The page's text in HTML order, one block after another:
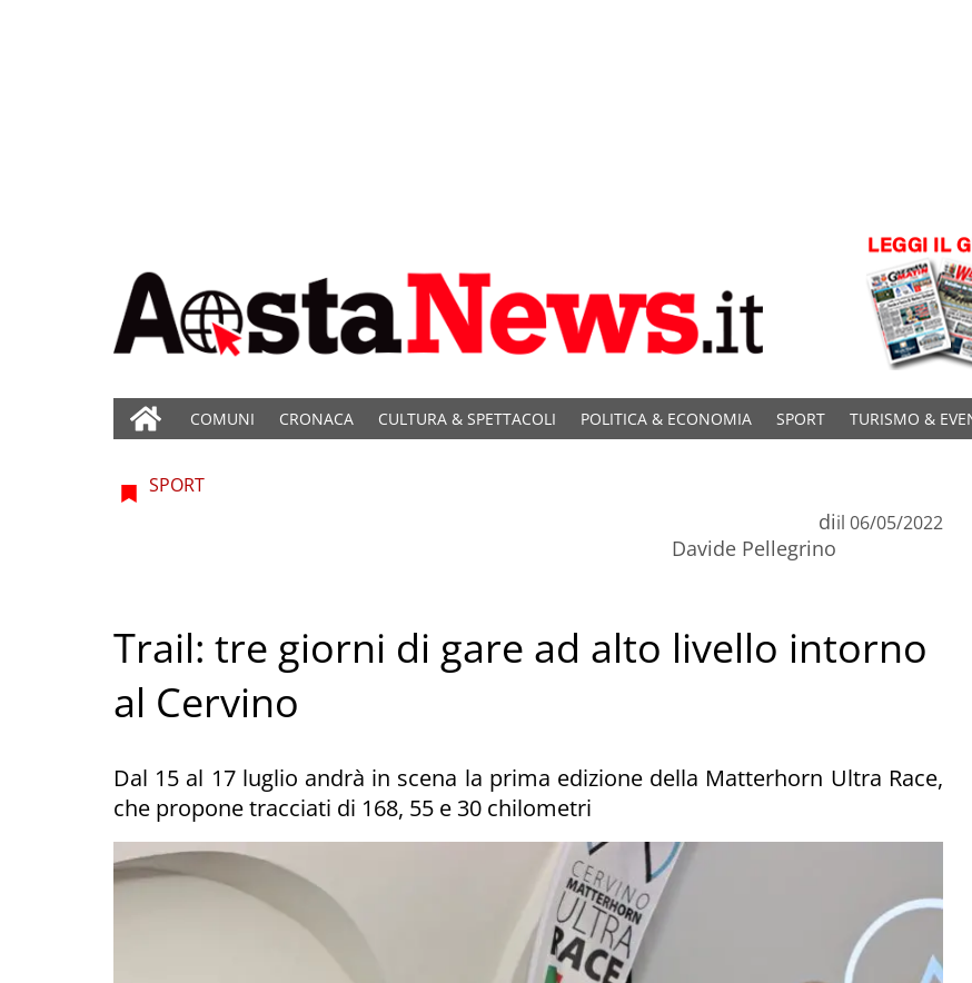
COMUNI CRONACA CULTURA & SPETTACOLI POLITICA & ECONOMIA SPORT TURISMO &
SPORT
di
Davide Pellegrino
il 06/05/2022
Trail: tre giorni di gare ad alto livello intorno
al Cervino
Dal 15 al 17 luglio andrà in scena la prima edizione della Matterhorn Ultra Race,
che propone tracciati di 168, 55 e 30 chilometri